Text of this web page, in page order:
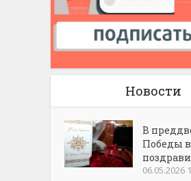
Новости
В
Победы в
06.05.2026